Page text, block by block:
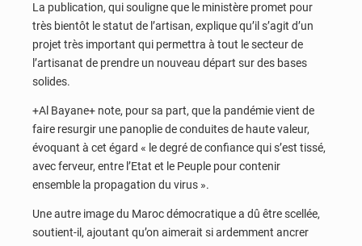
La publication, qui souligne que le ministère promet pour
très bientôt le statut de l’artisan, explique qu’il s’agit d’un
projet très important qui permettra à tout le secteur de
l’artisanat de prendre un nouveau départ sur des bases
solides.
+Al Bayane+ note, pour sa part, que la pandémie vient de
faire resurgir une panoplie de conduites de haute valeur,
évoquant à cet égard « le degré de confiance qui s’est tissé,
avec ferveur, entre l’Etat et le Peuple pour contenir
ensemble la propagation du virus ».
Une autre image du Maroc démocratique a dû être scellée,
soutient-il, ajoutant qu’on aimerait si ardemment ancrer